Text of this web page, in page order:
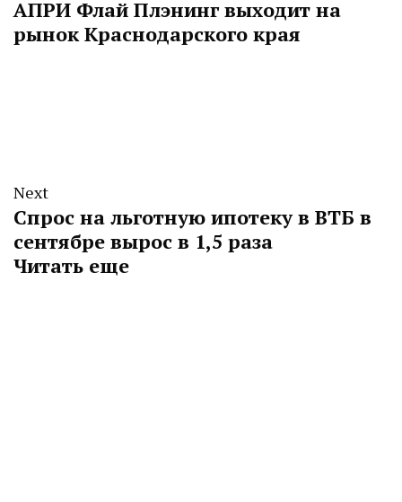
АПРИ Флай Плэнинг выходит на
рынок Краснодарского края
Next
Спрос на льготную ипотеку в ВТБ в
сентябре вырос в 1,5 раза
Читать еще